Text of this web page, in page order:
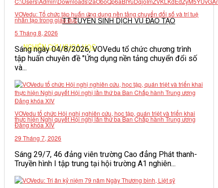
TT TUYỂN SINH DỊCH VỤ ĐÀO TẠO
NGHIÊN CỨU KHOA HỌC
THƯ VIỆN
VOVedu: Tổ chức tập huấn ứng dụng nền tảng chuyển đổi số và trí tuệ
nhân tạo trong giáo dục
5 Tháng 8, 2026
Sáng ngày 04/8/2026, VOVedu tổ chức chương trình
tập huấn chuyên đề "Ứng dụng nền tảng chuyển đổi số
và...
VOVedu tổ chức Hội nghị nghiên cứu, học tập, quán triệt và triển khai
thực hiện Nghị quyết Hội nghị lần thứ ba Ban Chấp hành Trung ương
Đảng khóa XIV
29 Tháng 7, 2026
Sáng 29/7, 46 đảng viên trường Cao đẳng Phát thanh-
Truyền hình I tập trung tại hội trường A1 nghiên...